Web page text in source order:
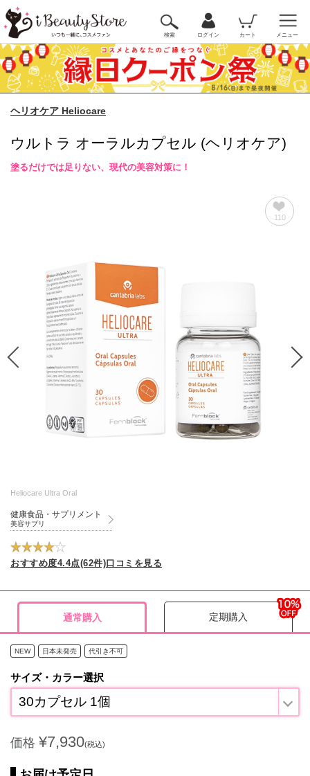
検索 ログイン カート メニュー
ヘリオケア Heliocare
ウルトラ オーラルカプセル (ヘリオケア)
塗るだけでは足りない、現代の美容対策に！
110
Heliocare Ultra Oral
健康食品・サプリメント
美容サプリ
おすすめ度4.4点(62件)口コミを見る
通常購入 定期購入
NEW 日本未発売 代引き不可
サイズ・カラー選択
30カプセル 1個
価格 ¥7,930(税込)